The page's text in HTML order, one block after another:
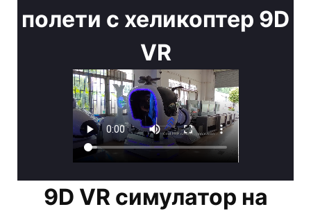
полети с хеликоптер 9D
VR
9D VR симулатор на